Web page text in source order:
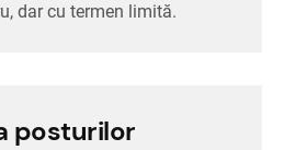
dar cu termen limită.
posturilor